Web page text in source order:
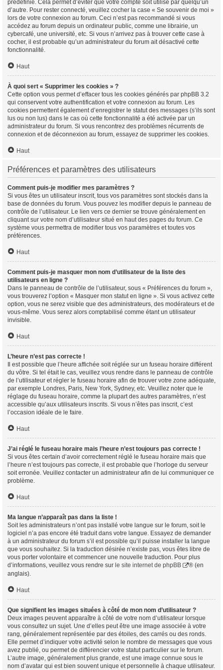
prédéfinie. Cela permet d’éviter que votre compte soit utilisé par quelqu’un
d’autre. Pour rester connecté, veuillez cocher la case « Se souvenir de moi »
lors de votre connexion au forum. Ceci n’est pas recommandé si vous
accédez au forum depuis un ordinateur public, comme une librairie, un
cybercafé, une université, etc. Si vous n’arrivez pas à trouver cette case à
cocher, il est probable qu’un administrateur du forum ait désactivé cette
fonctionnalité.
Haut
À quoi sert « Supprimer les cookies » ?
Cette option vous permet d’effacer tous les cookies générés par phpBB 3.2
qui conservent votre authentification et votre connexion au forum. Les
cookies permettent également d’enregistrer le statut des messages (s’ils sont
lus ou non lus) dans le cas où cette fonctionnalité a été activée par un
administrateur du forum. Si vous rencontrez des problèmes récurrents de
connexion et de déconnexion au forum, essayez de supprimer les cookies.
Haut
Préférences et paramètres des utilisateurs
Comment puis-je modifier mes paramètres ?
Si vous êtes un utilisateur inscrit, tous vos paramètres sont stockés dans la
base de données du forum. Vous pouvez les modifier depuis le panneau de
contrôle de l’utilisateur. Le lien vers ce dernier se trouve généralement en
cliquant sur votre nom d’utilisateur situé en haut des pages du forum. Ce
système vous permettra de modifier tous vos paramètres et toutes vos
préférences.
Haut
Comment puis-je masquer mon nom d’utilisateur de la liste des
utilisateurs en ligne ?
Dans le panneau de contrôle de l’utilisateur, sous « Préférences du forum »,
vous trouverez l’option « Masquer mon statut en ligne ». Si vous activez cette
option, vous ne serez visible que des administrateurs, des modérateurs et de
vous-même. Vous serez alors comptabilisé comme étant un utilisateur
invisible.
Haut
L’heure n’est pas correcte !
Il est possible que l’heure affichée soit réglée sur un fuseau horaire différent
du vôtre. Si tel était le cas, veuillez vous rendre dans le panneau de contrôle
de l’utilisateur et régler le fuseau horaire afin de trouver votre zone adéquate,
par exemple Londres, Paris, New York, Sydney, etc. Veuillez noter que le
réglage du fuseau horaire, comme la plupart des autres paramètres, n’est
accessible qu’aux utilisateurs inscrits. Si vous n’êtes pas inscrit, c’est
l’occasion idéale de le faire.
Haut
J’ai réglé le fuseau horaire mais l’heure n’est toujours pas correcte !
Si vous êtes certain d’avoir correctement réglé le fuseau horaire mais que
l’heure n’est toujours pas correcte, il est probable que l’horloge du serveur
soit erronée. Veuillez contacter un administrateur afin de lui communiquer ce
problème.
Haut
Ma langue n’apparaît pas dans la liste !
Soit les administrateurs n’ont pas installé votre langue sur le forum, soit le
logiciel n’a pas encore été traduit dans votre langue. Essayez de demander
à un administrateur du forum s’il est possible qu’il puisse installer la langue
que vous souhaitez. Si la traduction désirée n’existe pas, vous êtes libre de
vous porter volontaire et commencer une nouvelle traduction. Pour plus
d’informations, veuillez vous rendre sur le site internet de phpBB
® (en
anglais).
Haut
Que signifient les images situées à côté de mon nom d’utilisateur ?
Deux images peuvent apparaître à côté de votre nom d’utilisateur lorsque
vous consultez un sujet. Une d’elles peut être une image associée à votre
rang, généralement représentée par des étoiles, des carrés ou des ronds.
Elle permet d’indiquer votre activité selon le nombre de messages que vous
avez publié, ou permet de différencier votre statut particulier sur le forum.
L’autre image, généralement plus grande, est une image connue sous le
nom d’avatar qui est bien souvent unique et personnelle à chaque utilisateur.